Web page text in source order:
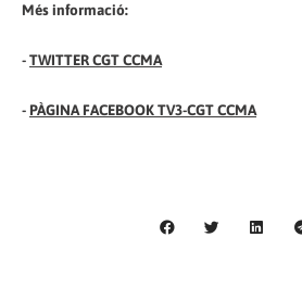
Més informació:
-TWITTER CGT CCMA
- PÀGINA FACEBOOK TV3-CGT CCMA